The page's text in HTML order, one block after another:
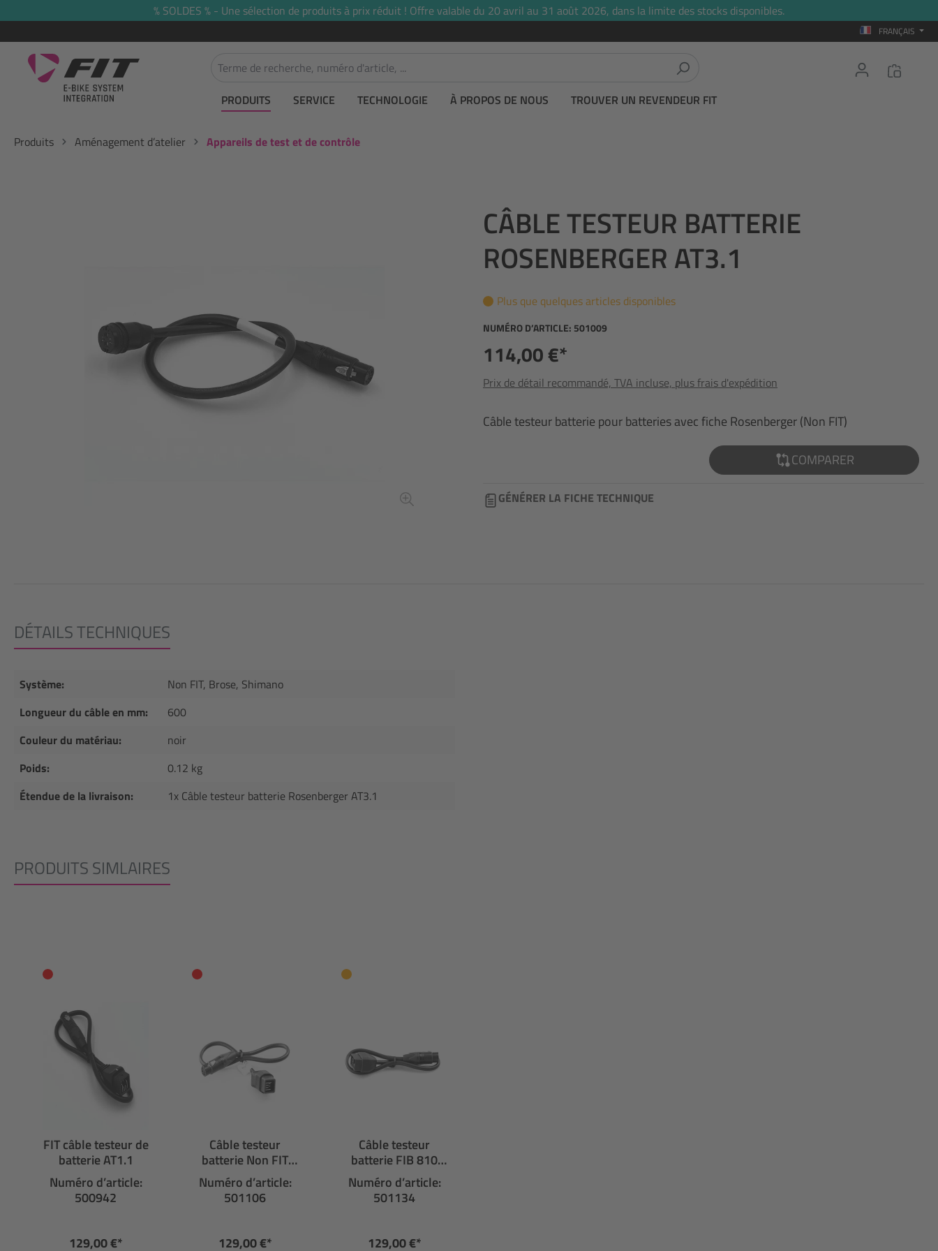
Passer à la navigation principale% SOLDES % - Une sélection de produits à prix réduit ! Offre valable du 20 avril au 31 août 2026, dans la limite des stocks disponibles.
FRANÇAIS
PRODUITS SERVICE TECHNOLOGIE À PROPOS DE NOUS TROUVER UN REVENDEUR FIT
Produits Aménagement d’atelier Appareils de test et de contrôle
CÂBLE TESTEUR BATTERIE
ROSENBERGER AT3.1
Plus que quelques articles disponibles
NUMÉRO D’ARTICLE: 501009
114,00 €*
Prix de détail recommandé, TVA incluse, plus frais d'expédition
Câble testeur batterie pour batteries avec fiche Rosenberger (Non FIT)
COMPARER
GÉNÉRER LA FICHE TECHNIQUE
DÉTAILS TECHNIQUES
Système:
Non FIT, Brose, Shimano
Longueur du câble en mm:
600
Couleur du matériau:
noir
Poids:
0.12 kg
Étendue de la livraison:
1x Câble testeur batterie Rosenberger AT3.1
PRODUITS SIMLAIRES
FIT câble testeur de
batterie AT1.1
Numéro d’article:
500942
129,00 €*
Câble testeur
batterie Non FIT
AT2.1
Numéro d’article:
501106
129,00 €*
Câble testeur
batterie FIB 810
AT4.1
Numéro d’article:
501134
129,00 €*